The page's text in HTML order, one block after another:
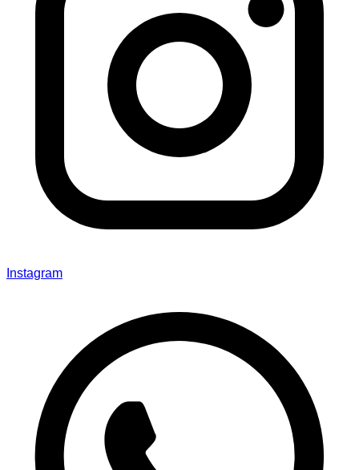
Instagram